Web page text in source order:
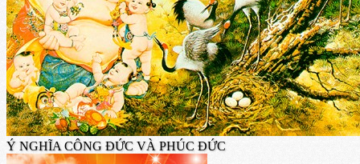
Ý NGHĨA CÔNG ĐỨC VÀ PHÚC ĐỨC